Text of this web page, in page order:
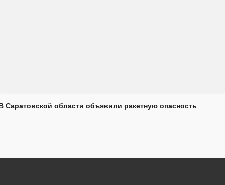
Саратовской области объявили ракетную опасность